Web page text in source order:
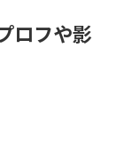
ロフや影